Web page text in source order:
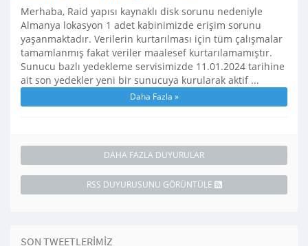
Merhaba, Raid yapısı kaynaklı disk sorunu nedeniyle
Almanya lokasyon 1 adet kabinimizde erişim sorunu
yaşanmaktadır. Verilerin kurtarılması için tüm çalışmalar
tamamlanmış fakat veriler maalesef kurtarılamamıştır.
Sunucu bazlı yedekleme servisimizde 11.01.2024 tarihine
ait son yedekler yeni bir sunucuya kurularak aktif ...
Daha Fazla »
DAHA FAZLA DUYURULAR
RSS DUYURUSUNU GÖRÜNTÜLE
SON TWEETLERIMIZ